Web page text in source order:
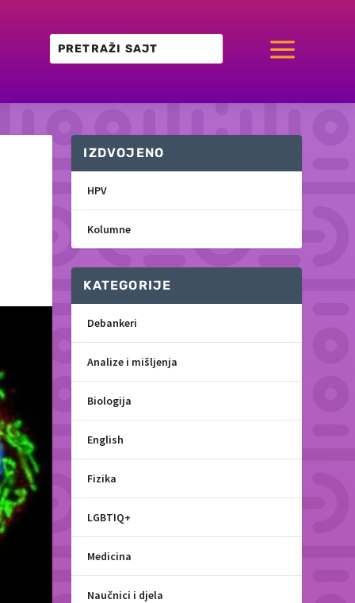
a
IZDVOJENO
HPV
Kolumne
KATEGORIJE
Debankeri
Analize i mišljenja
Biologija
English
Fizika
LGBTIQ+
Medicina
Naučnici i djela